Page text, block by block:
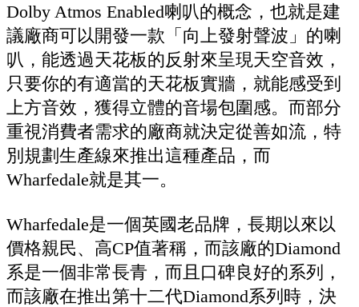
Dolby Atmos Enabled喇叭的概念，也就是建
議廠商可以開發一款「向上發射聲波」的喇
叭，能透過天花板的反射來呈現天空音效，
只要你的有適當的天花板實牆，就能感受到
上方音效，獲得立體的音場包圍感。而部分
重視消費者需求的廠商就決定從善如流，特
別規劃生產線來推出這種產品，而
Wharfedale就是其一。
Wharfedale是一個英國老品牌，長期以來以
價格親民、高CP值著稱，而該廠的Diamond
系是一個非常長青，而且口碑良好的系列，
而該廠在推出第十二代Diamond系列時，決